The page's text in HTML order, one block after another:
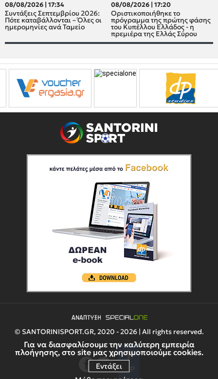
Για να διασφαλίσουμε την καλύτερη εμπειρία
πλοήγησης, στο site μας χρησιμοποιούμε cookies.
Εντάξει
08/08/2026 | 17:34
Συντάξεις Σεπτεμβρίου 2026:
Πότε καταβάλλονται – Όλες οι
ημερομηνίες ανά Ταμείο
08/08/2026 | 17:20
Οριστικοποιήθηκε το
πρόγραμμα της πρώτης φάσης
του Κυπέλλου Ελλάδος - η
πρεμιέρα της Ελλάς Σύρου
© SANTORINISPORT.GR, 2020 - 2026 | All rights reserved.
UP